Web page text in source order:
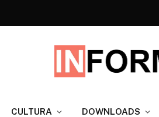
CULTURA DOWNLOADS